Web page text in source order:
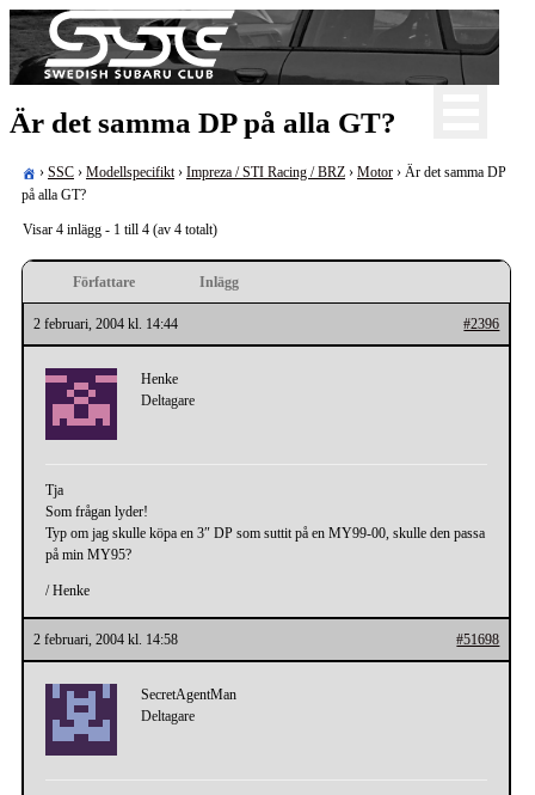
Skip
to
content
Swedish Subaru Club
För oss som älskar Subaru!
Är det samma DP på alla GT?
› SSC › Modellspecifikt › Impreza / STI Racing / BRZ › Motor › Är det samma DP
på alla GT?
Visar 4 inlägg - 1 till 4 (av 4 totalt)
Författare Inlägg
2 februari, 2004 kl. 14:44 #2396
Henke
Deltagare
Tja
Som frågan lyder!
Typ om jag skulle köpa en 3″ DP som suttit på en MY99-00, skulle den passa
på min MY95?
/ Henke
2 februari, 2004 kl. 14:58 #51698
SecretAgentMan
Deltagare